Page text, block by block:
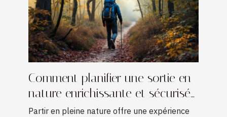
Comment planifier une sortie en
nature enrichissante et sécurisée
?
Partir en pleine nature offre une expérience